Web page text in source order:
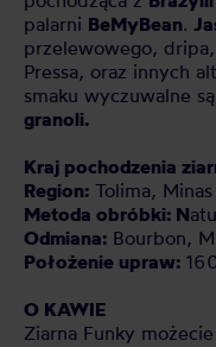
palarni BeMyBean.
przelewowego,
Pressa, oraz innych
smaku wyczuwalne
granoli.
Kraj pochodzenia
Region: Tolima,
Metoda obróbki: N
Odmiana: Bourbon,
Położenie upraw:
O KAWIE
Ziarna Funky